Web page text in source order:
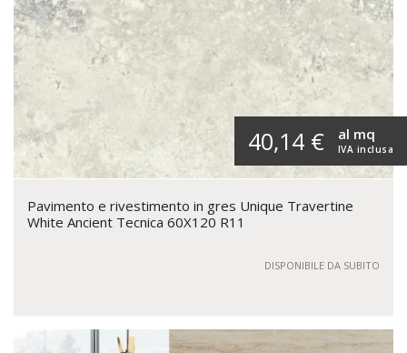
40,14 € IVA inclusa
al mq
Pavimento e rivestimento in gres Unique Travertine
White Ancient Tecnica 60X120 R11
DISPONIBILE DA SUBITO